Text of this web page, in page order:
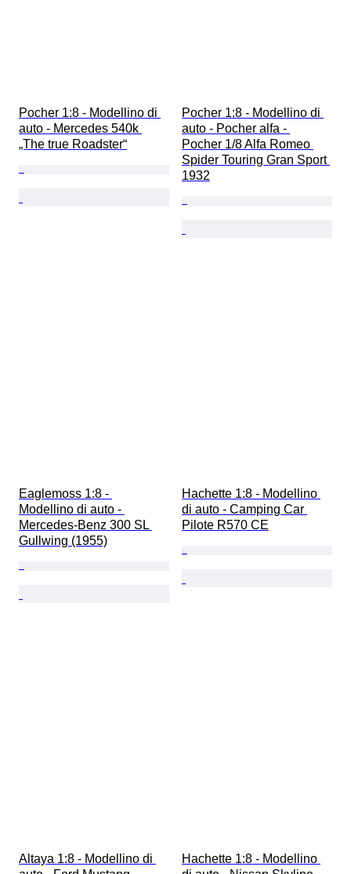
Pocher 1:8 - Modellino di
auto - Mercedes 540k
„The true Roadster“
Pocher 1:8 - Modellino di
auto - Pocher alfa -
Pocher 1/8 Alfa Romeo
Spider Touring Gran Sport
1932
Eaglemoss 1:8 -
Modellino di auto -
Mercedes-Benz 300 SL
Gullwing (1955)
Hachette 1:8 - Modellino
di auto - Camping Car
Pilote R570 CE
Altaya 1:8 - Modellino di
Hachette 1:8 - Modellino